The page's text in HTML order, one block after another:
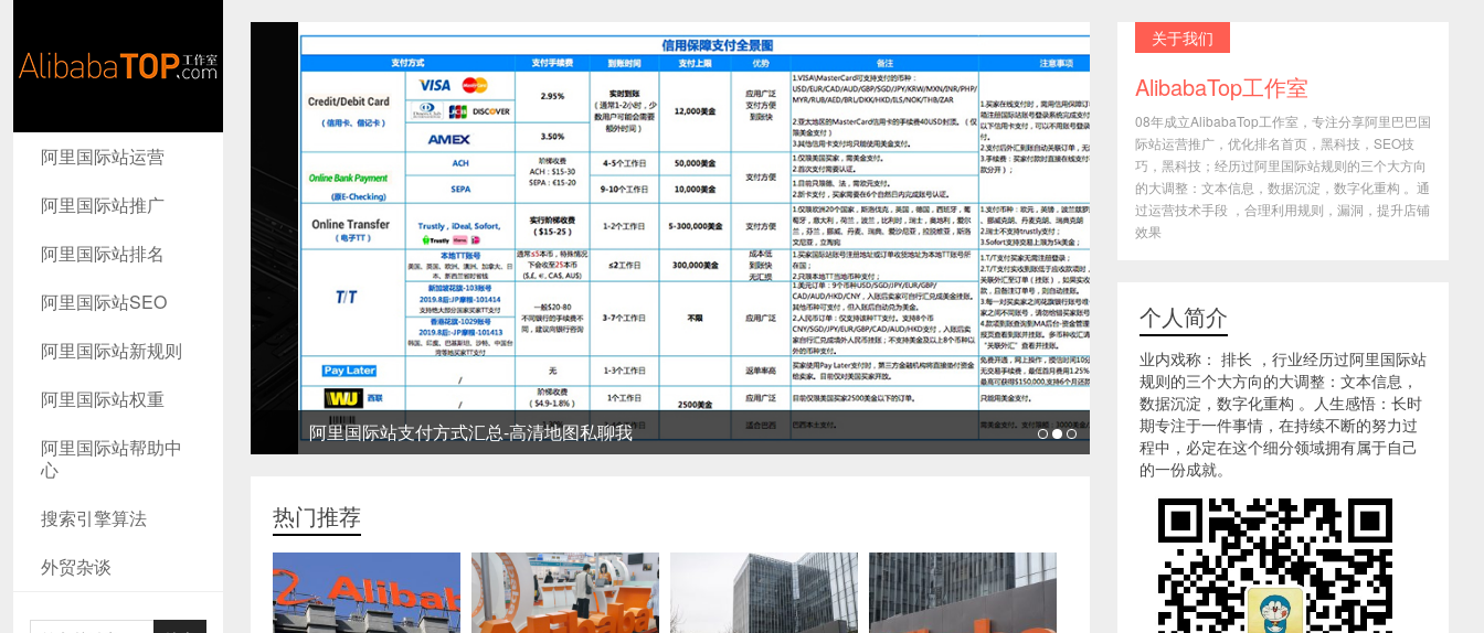
AlibabaTop
工作室
阿里国际站运营
阿里国际站推广
阿里国际站排名
阿里国际站SEO
阿里国际站新规则
阿里国际站权重
阿里国际站帮助中
心
搜索引擎算法
外贸杂谈
阿里国际站支付方式汇总-高清地图私聊我
热门推荐
关于我们
AlibabaTop工作室
08年成立AlibabaTop工作室，专注分享阿里巴巴国
际站运营推广，优化排名首页，黑科技，SEO技
巧，黑科技；经历过阿里国际站规则的三个大方向
的大调整：文本信息，数据沉淀，数字化重构 。通
过运营技术手段 ，合理利用规则，漏洞，提升店铺
效果
个人简介
业内戏称： 排长 ，行业经历过阿里国际站
规则的三个大方向的大调整：文本信息，
数据沉淀，数字化重构 。人生感悟：长时
期专注于一件事情，在持续不断的努力过
程中，必定在这个细分领域拥有属于自己
的一份成就。